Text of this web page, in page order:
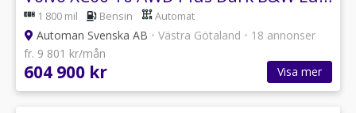
1 800 mil Bensin Automat
Automan Svenska AB • Västra Götaland • 18 annonser
fr. 9 801 kr/mån
604 900 kr Visa mer